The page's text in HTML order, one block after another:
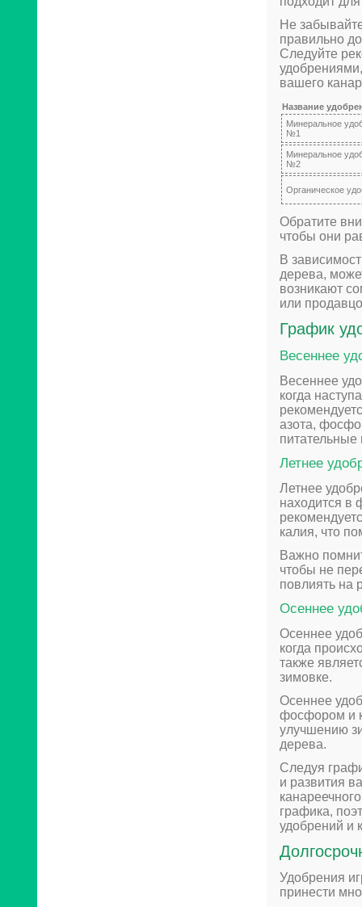
Не
правильно
Следуйте
вашего
Название
Минеральное
№1
Минеральное
№2
Органическое
Обратите
чтобы они
В
дерева,
возникают
или
График
Весеннее
Весеннее
когда
азота,
питательные
Летнее
Летнее
находится в
калия, что
Важно
чтобы не
повлиять на
Осеннее
Осеннее
когда
также
зимовке.
Осеннее
фосфором и
улучшению
дерева.
Следуя
и развития
графика,
удобрений и
Удобрения
принести